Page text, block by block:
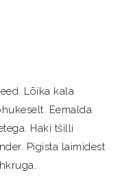
Lõika kala
Eemalda
Haki tšilli
Pigista laimidest